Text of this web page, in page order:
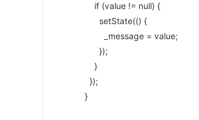
if (value != null) {
setState(() {
_message = value;
});
}
});
}